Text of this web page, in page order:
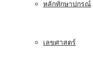
หลักทักษาปกรณ์
เลขศาสตร์